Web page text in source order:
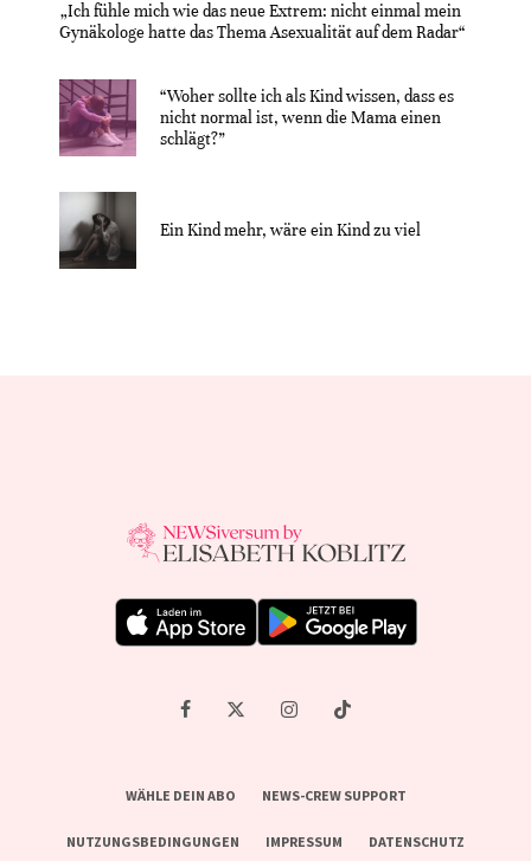
„Ich fühle mich wie das neue Extrem: nicht einmal mein
Gynäkologe hatte das Thema Asexualität auf dem Radar“
“Woher sollte ich als Kind wissen, dass es
nicht normal ist, wenn die Mama einen
schlägt?”
Ein Kind mehr, wäre ein Kind zu viel
WÄHLE DEIN ABO NEWS-CREW SUPPORT
NUTZUNGSBEDINGUNGEN IMPRESSUM DATENSCHUTZ